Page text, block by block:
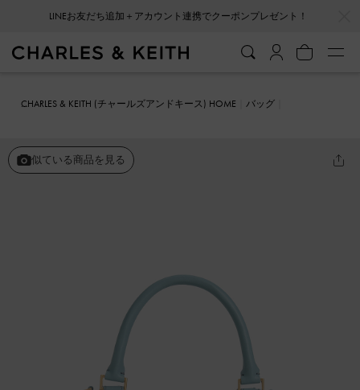
LINEお友だち追加＋アカウント連携でクーポンプレゼント！
CHARLES & KEITH (チャールズアンドキース) HOME
バッグ
似ている商品を見る